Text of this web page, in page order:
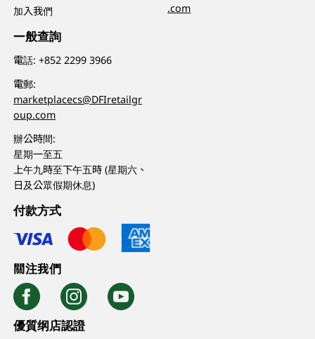
加入我們
一般查詢
電話:+852 2299 3966
電郵:
marketplacecs@DFIretailgr
oup.com
辦公時間:
星期一至五
上午九時至下午五時 (星期六、
日及公眾假期休息)
.com
付款方式
關注我們
優質纲店認證